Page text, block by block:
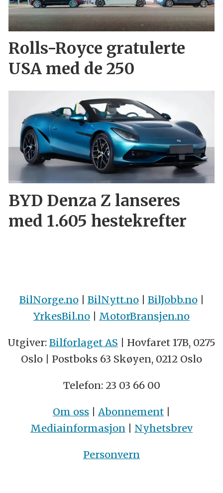
Rolls-Royce gratulerte
USA med de 250
BYD Denza Z lanseres
med 1.605 hestekrefter
BilNorge.no| BilNytt.no| BilJobb.no|
YrkesBil.no | MotorBransjen.no
Utgiver: Bilforlaget AS | Hovfaret 17B, 0275
Oslo | Postboks 63 Skøyen, 0212 Oslo
Telefon: 23 03 66 00
Om oss | Abonnement |
Mediainformasjon | Nyhetsbrev
Personvern